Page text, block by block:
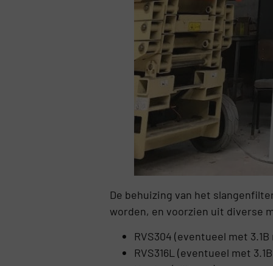
De behuizing van het
worden, en voorzien uit diverse
RVS304 (eventueel met
RVS316L (eventueel met